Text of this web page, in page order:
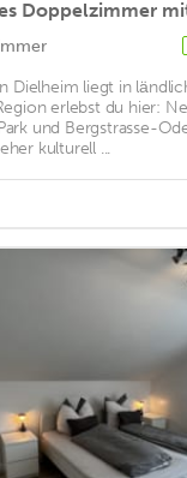
Dielheim liegt in
erlebst du hier:
und Bergstrasse-
kulturell ...